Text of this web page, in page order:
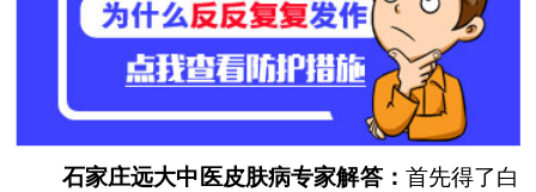
石家庄远大中医皮肤病专家解答： 首先得了白